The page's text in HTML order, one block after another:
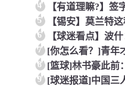
4
5
6
7
8
9